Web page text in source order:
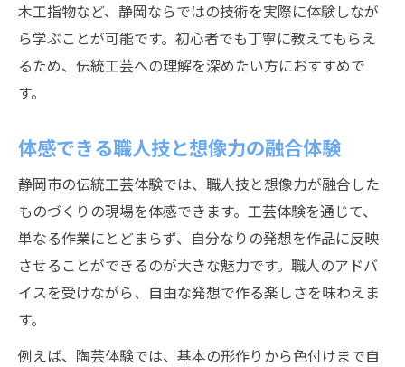
木工指物など、静岡ならではの技術を実際に体験しなが
ら学ぶことが可能です。初心者でも丁寧に教えてもらえ
るため、伝統工芸への理解を深めたい方におすすめで
す。
体感できる職人技と想像力の融合体験
静岡市の伝統工芸体験では、職人技と想像力が融合した
ものづくりの現場を体感できます。工芸体験を通じて、
単なる作業にとどまらず、自分なりの発想を作品に反映
させることができるのが大きな魅力です。職人のアドバ
イスを受けながら、自由な発想で作る楽しさを味わえま
す。
例えば、陶芸体験では、基本の形作りから色付けまで自